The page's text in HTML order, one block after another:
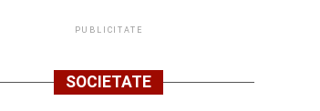
PUBLICITATE
SOCIETATE